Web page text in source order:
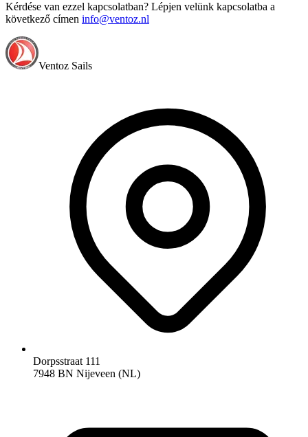
Kérdése van ezzel kapcsolatban? Lépjen velünk kapcsolatba a
következő címen info@ventoz.nl
Ventoz Sails
Dorpsstraat 111
7948 BN Nijeveen (NL)